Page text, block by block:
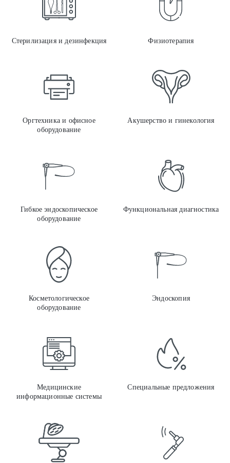
Стерилизация и дезинфекция Физиотерапия
Оргтехника и офисное
оборудование
Акушерство и гинекология
Гибкое эндоскопическое
оборудование
Функциональная диагностика
Косметологическое
оборудование
Эндоскопия
Медицинские
информационные системы
Специальные предложения